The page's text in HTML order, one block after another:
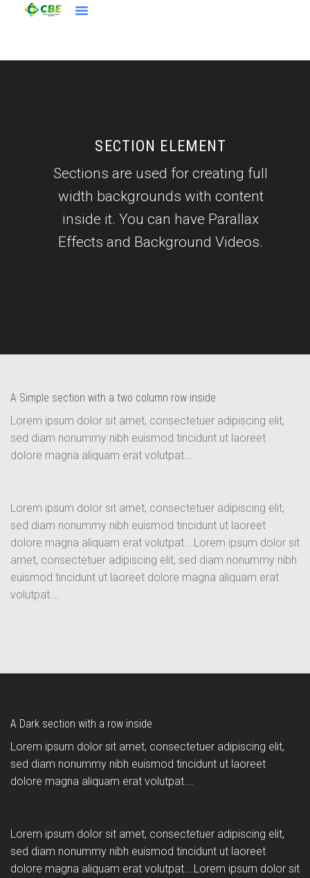
SECTION ELEMENT
Sections are used for creating full
width backgrounds with content
inside it. You can have Parallax
Effects and Background Videos.
A Simple section with a two column row inside
Lorem ipsum dolor sit amet, consectetuer adipiscing elit,
sed diam nonummy nibh euismod tincidunt ut laoreet
dolore magna aliquam erat volutpat….
Lorem ipsum dolor sit amet, consectetuer adipiscing elit,
sed diam nonummy nibh euismod tincidunt ut laoreet
dolore magna aliquam erat volutpat….Lorem ipsum dolor sit
amet, consectetuer adipiscing elit, sed diam nonummy nibh
euismod tincidunt ut laoreet dolore magna aliquam erat
volutpat….
A Dark section with a row inside
Lorem ipsum dolor sit amet, consectetuer adipiscing elit,
sed diam nonummy nibh euismod tincidunt ut laoreet
dolore magna aliquam erat volutpat….
Lorem ipsum dolor sit amet, consectetuer adipiscing elit,
sed diam nonummy nibh euismod tincidunt ut laoreet
dolore magna aliquam erat volutpat….Lorem ipsum dolor sit